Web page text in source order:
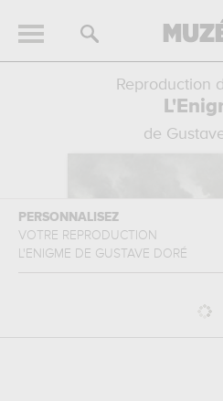
Reproduction
de
PERSONNALISEZ
VOTRE REPRODUCTION
L'ENIGME DE GUSTAVE DORÉ